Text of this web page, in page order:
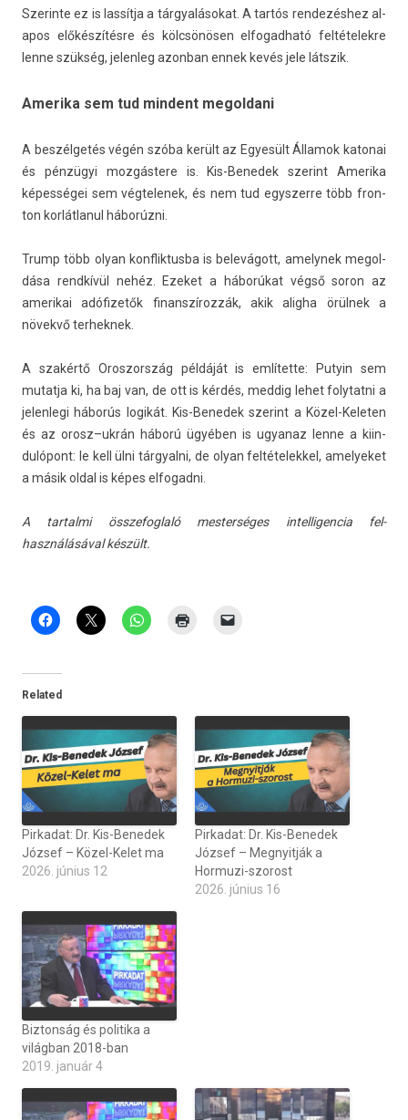
Szerin­te ez is lassítja a tárgyalásokat. A tartós re­ndezés­hez al­
apos előkészítésre és kölcsönösen el­fogad­ható fel­tételek­re
lenne szükség, jelen­leg azon­ban ennek kevés jele látszik.
Amerika sem tud mindent megoldani
A beszélgetés végén szóba került az Egyesült Államok katonai
és pénzügyi mozgástere is. Kis-Benedek szerint Amerika
képességei sem vég­telenek, és nem tud egys­zerre több fron­
ton kor­látlanul háborúzni.
Trump több olyan konflik­tusba is belevágott, amelynek megol­
dása rendkívül nehéz. Ezeket a háborúkat végső soron az
amerikai adófizetők fin­anszíroz­zák, akik al­ig­ha örülnek a
növekvő ter­heknek.
A szakértő Oros­zország példáját is említette: Putyin sem
mutat­ja ki, ha baj van, de ott is kérdés, med­dig lehet folytat­ni a
jelen­legi háborús logikát. Kis-Benedek szerint a Közel-Keleten
és az orosz–ukrán háború ügyében is ugyanaz lenne a kiin­
dulópont: le kell ülni tár­gyal­ni, de olyan fel­tételek­kel, amelyeket
a másik oldal is képes el­fogad­ni.
A tar­talmi összefogl­aló mes­terséges in­tel­ligen­cia fel­
használásáv­al készült.
Related
Pirkadat: Dr. Kis-Benedek
József – Közel-Kelet ma
2026. június 12
Pirkadat: Dr. Kis-Benedek
József – Megnyitják a
Hormuzi-szorost
2026. június 16
Biztonság és politika a
világban 2018-ban
2019. január 4